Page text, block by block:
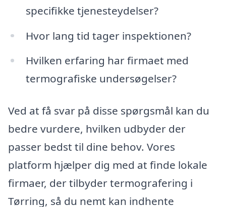
specifikke tjenesteydelser?
Hvor lang tid tager inspektionen?
Hvilken erfaring har firmaet med
termografiske undersøgelser?
Ved at få svar på disse spørgsmål kan du
bedre vurdere, hvilken udbyder der
passer bedst til dine behov. Vores
platform hjælper dig med at finde lokale
firmaer, der tilbyder termografering i
Tørring, så du nemt kan indhente